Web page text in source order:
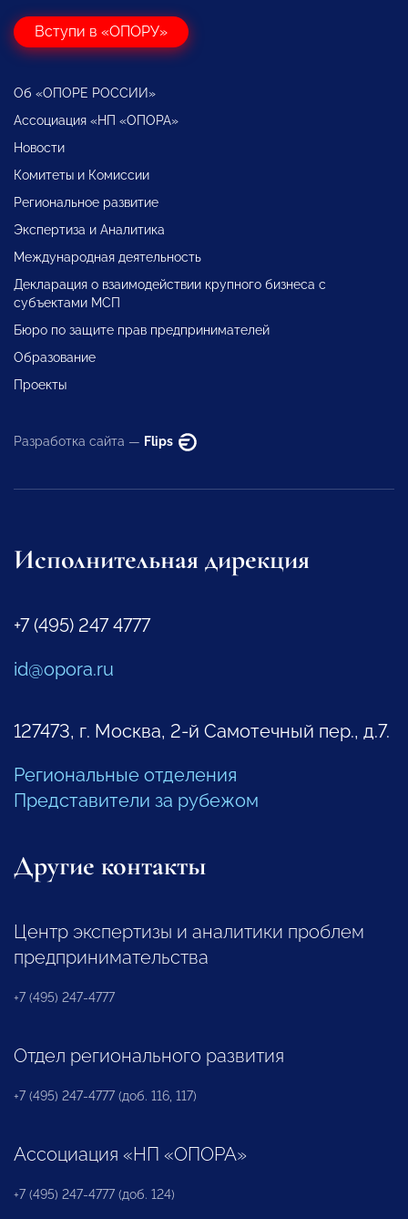
Вступи в «ОПОРУ»
Об «ОПОРЕ РОССИИ»
Ассоциация «НП «ОПОРА»
Новости
Комитеты и Комиссии
Региональное развитие
Экспертиза и Аналитика
Международная деятельность
Декларация о взаимодействии крупного бизнеса с
субъектами МСП
Бюро по защите прав предпринимателей
Образование
Проекты
Разработка сайта — Flips
Исполнительная дирекция
+7 (495) 247 4777
id@opora.ru
127473, г. Москва, 2-й Самотечный пер., д.7.
Региональные отделения
Представители за рубежом
Другие контакты
Центр экспертизы и аналитики проблем
предпринимательства
+7 (495) 247-4777
Отдел регионального развития
+7 (495) 247-4777 (доб. 116, 117)
Ассоциация «НП «ОПОРА»
+7 (495) 247-4777 (доб. 124)